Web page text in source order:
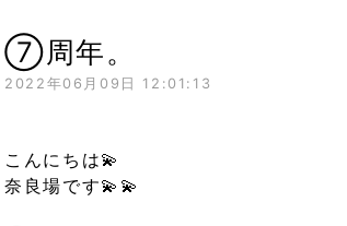
⑦周年。
2022年06月09日 12:01:13
こんにちは💫
奈良場です💫💫